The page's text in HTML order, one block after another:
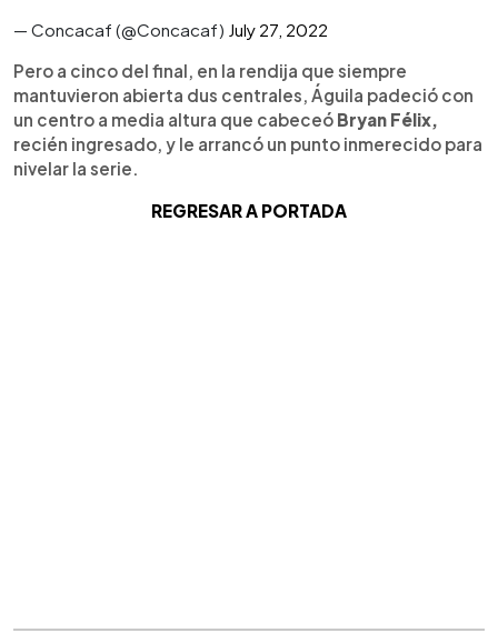
— Concacaf (@Concacaf) July 27, 2022
Pero a cinco del final, en la rendija que siempre
mantuvieron abierta dus centrales, Águila padeció con
un centro a media altura que cabeceó Bryan Félix,
recién ingresado, y le arrancó un punto inmerecido para
nivelar la serie.
REGRESAR A PORTADA